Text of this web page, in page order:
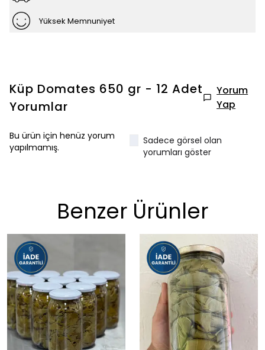
Yüksek Memnuniyet
Küp Domates 650 gr - 12 Adet
Yorumlar
Yorum
Yap
Bu ürün için henüz yorum
yapılmamış.
Sadece görsel olan
yorumları göster
Benzer Ürünler